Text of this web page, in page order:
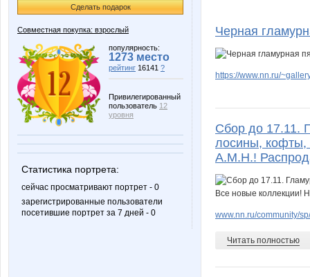
Сделать подарок
Совместная покупка: взрослый
популярность:
1273 место
рейтинг 16141 ?
Привилегированный
пользователь 12
уровня
Статистика портрета:
сейчас просматривают портрет - 0
зарегистрированные пользователи
посетившие портрет за 7 дней - 0
Черная
https://www.nn.ru/
Сбор до 17.11.
лосины, кофты,
А.М.Н.!
www.nn.ru/community/
Читать полностью